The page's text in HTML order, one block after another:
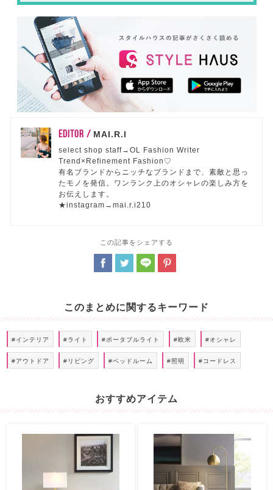
EDITOR / MAI.R.I
select shop staff→OL Fashion Writer
Trend×Refinement Fashion♡
有名ブランドからニッチなブランドまで、素敵と思っ
たモノを発信。ワンランク上のオシャレの楽しみ方を
お伝えします。
★instagram→mai.r.i210
この記事をシェアする
このまとめに関するキーワード
#インテリア #ライト #ポータブルライト #欧米 #オシャレ
#アウトドア #リビング #ベッドルーム #照明 #コードレス
おすすめアイテム